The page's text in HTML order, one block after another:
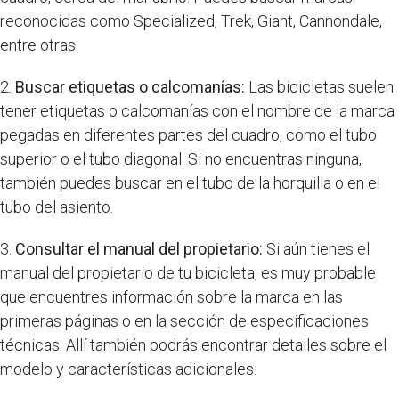
reconocidas como Specialized, Trek, Giant, Cannondale,
entre otras.
2. Buscar etiquetas o calcomanías: Las bicicletas suelen
tener etiquetas o calcomanías con el nombre de la marca
pegadas en diferentes partes del cuadro, como el tubo
superior o el tubo diagonal. Si no encuentras ninguna,
también puedes buscar en el tubo de la horquilla o en el
tubo del asiento.
3. Consultar el manual del propietario: Si aún tienes el
manual del propietario de tu bicicleta, es muy probable
que encuentres información sobre la marca en las
primeras páginas o en la sección de especificaciones
técnicas. Allí también podrás encontrar detalles sobre el
modelo y características adicionales.